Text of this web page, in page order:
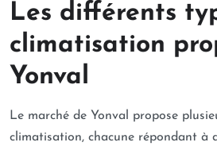
Les différents
climatisation
Yonval
Le marché de Yonval propose
climatisation, chacune répondant à